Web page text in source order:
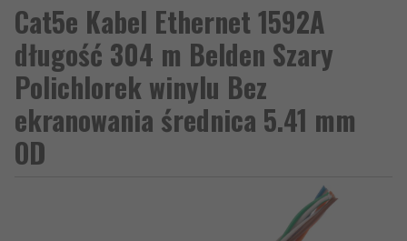
Cat5e Kabel Ethernet 1592A
długość 304 m Belden Szary
Polichlorek winylu Bez
ekranowania średnica 5.41 mm
OD